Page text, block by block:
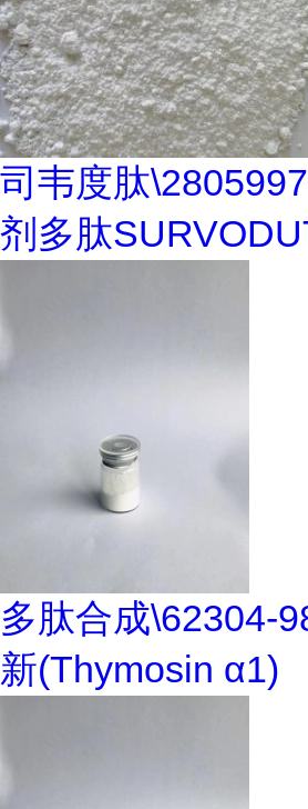
司韦度肽
剂多肽
多肽合成\62304-
新(Thymosin α1)